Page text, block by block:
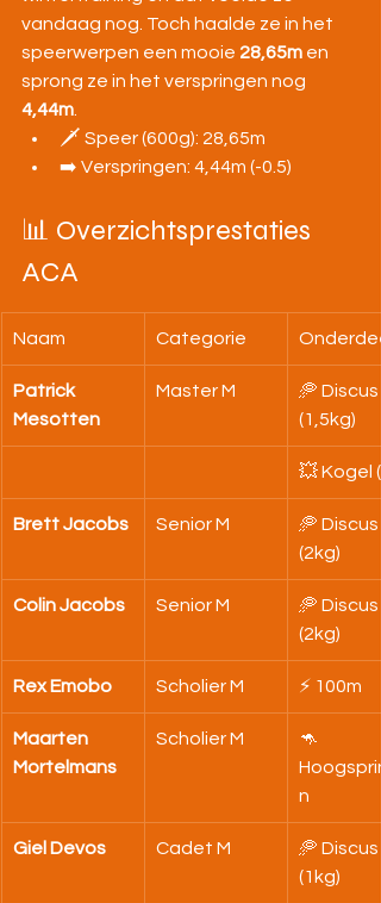
vandaag nog. Toch haalde ze in het
speerwerpen een mooie 28,65m en
sprong ze in het verspringen nog
4,44m
🗡️ Speer (600g): 28,65m
➡️ Verspringen: 4,44m (-0.5)
📊 Overzichtsprestaties
ACA
Naam Categorie
Patrick
Mesotten
Master M
🥏 Discus
(1,5kg)
💥 Kogel
Brett Jacobs Senior M
🥏 Discus
(2kg)
Colin Jacobs Senior M
🥏 Discus
(2kg)
Rex Emobo Scholier M ⚡ 100m
Maarten
Mortelmans
Scholier M
🦘
n
Giel Devos Cadet M
🥏 Discus
(1kg)